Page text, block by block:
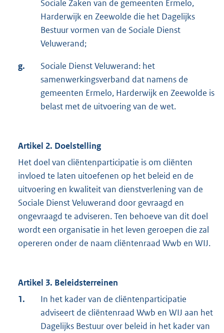
Sociale Zaken van de gemeenten Ermelo,
Harderwijk en Zeewolde die het Dagelijks
Bestuur vormen van de Sociale Dienst
Veluwerand;
g.
Sociale Dienst Veluwerand: het
samenwerkingsverband dat namens de
gemeenten Ermelo, Harderwijk en Zeewolde is
belast met de uitvoering van de wet.
Artikel 2. Doelstelling
Het doel van cliëntenparticipatie is om cliënten
invloed te laten uitoefenen op het beleid en de
uitvoering en kwaliteit van dienstverlening van de
Sociale Dienst Veluwerand door gevraagd en
ongevraagd te adviseren. Ten behoeve van dit doel
wordt een organisatie in het leven geroepen die zal
opereren onder de naam cliëntenraad Wwb en WIJ.
Artikel 3. Beleidsterreinen
1.
In het kader van de cliëntenparticipatie
adviseert de cliëntenraad Wwb en WIJ aan het
Dagelijks Bestuur over beleid in het kader van